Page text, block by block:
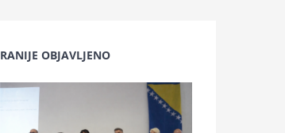
RANIJE OBJAVLJENO